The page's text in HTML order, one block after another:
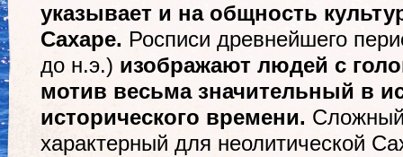
указывает и на общность
Сахаре. Росписи древнейшего
до н.э.) изображают людей с
мотив весьма значительный в
исторического времени.
характерный для неолитической